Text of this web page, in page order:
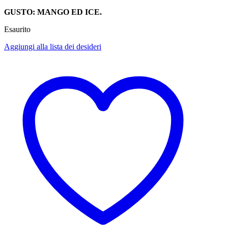
GUSTO: MANGO ED ICE.
Esaurito
Aggiungi alla lista dei desideri